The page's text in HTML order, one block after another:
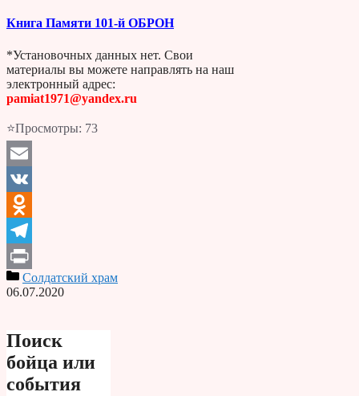
Книга Памяти 101-й ОБРОН
*Установочных данных нет. Свои
материалы вы можете направлять на наш
электронный адрес:
pamiat1971@yandex.ru
⭐Просмотры: 73
Email
VK
Odnoklassniki
Telegram
PrintСолдатский храм
06.07.2020
Поиск
бойца или
события